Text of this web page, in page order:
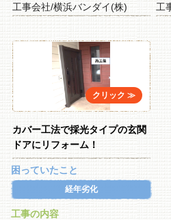
工事会社/横浜バンダイ(株)
工
カバー工法で採光タイプの玄関
ドアにリフォーム！
困っていたこと
経年劣化
工事の内容